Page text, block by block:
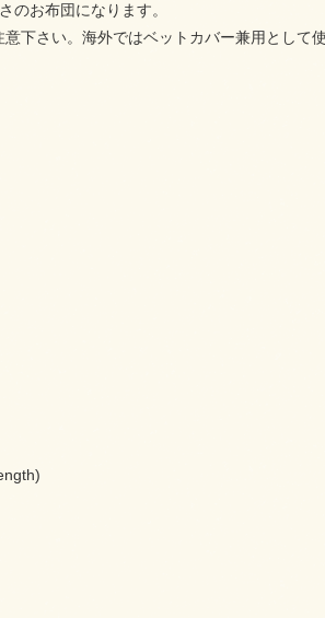
お布団になります。
下さい。海外ではベットカバー兼用とし